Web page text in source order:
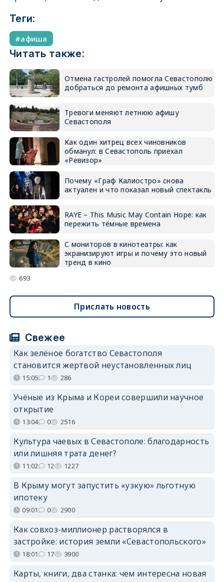
Теги:
афиша
Читать также:
Отмена гастролей помогла Севастополю
добраться до ремонта афишных тумб
Тревоги меняют летнюю афишу
Севастополя
Как один хитрец всех чиновников
обманул: в Севастополь приехал
«Ревизор»
Почему «Граф Калиостро» снова
актуален и что показал новый спектакль
RAYE – This Music May Contain Hope: как
пережить тёмные времена
С мониторов в кинотеатры: как
экранизируют игры и почему это новый
тренд в кино
693
Прислать новость
Свежее
Как зелёное богатство Севастополя
становится жертвой неустановленных лиц
15:05 1 286
Учёные из Крыма и Кореи совершили научное
открытие
13:04 0 2516
Культура чаевых в Севастополе: благодарность
или лишняя трата денег?
11:02 12 1227
В Крыму могут запустить «узкую» льготную
ипотеку
09:01 0 2900
Как совхоз-миллионер растворялся в
застройке: история земли «Севастопольского»
18:01 17 3900
Карты, книги, два станка: чем интересна новая